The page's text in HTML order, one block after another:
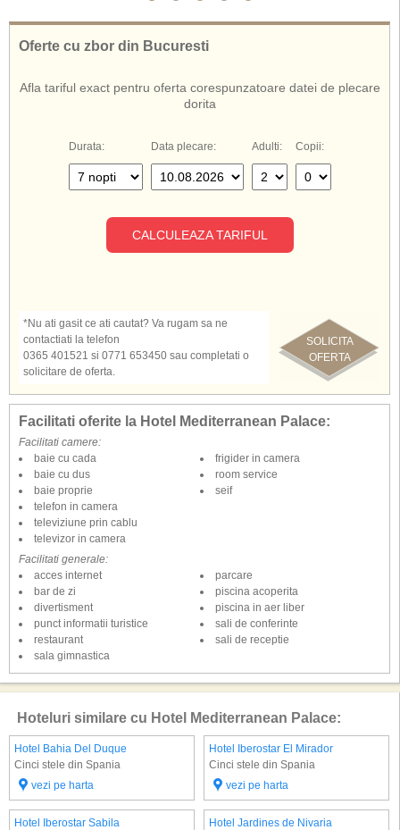
demipensiune.
Mediterranean Palace Tenerife
Mediterranean Palace Hotel Tenerife
Oferte cu zbor din Bucuresti
Afla tariful exact pentru oferta corespunzatoare datei de plecare
dorita
Durata: Data plecare: Adulti: Copii:
CALCULEAZA TARIFUL
SOLICITA
OFERTA
*Nu ati gasit ce ati cautat? Va rugam sa ne
contactiati la telefon
0365 401521 si 0771 653450 sau completati o
solicitare de oferta.
Facilitati oferite la Hotel Mediterranean Palace:
Facilitati camere:
baie cu cada
baie cu dus
baie proprie
frigider in camera
room service
seif
telefon in camera
televiziune prin cablu
televizor in camera
Facilitati generale:
acces internet
bar de zi
divertisment
parcare
piscina acoperita
piscina in aer liber
punct informatii turistice
restaurant
sala gimnastica
sali de conferinte
sali de receptie
Hoteluri similare cu Hotel Mediterranean Palace:
Hotel Bahia Del Duque
Cinci stele din Spania
vezi pe harta
Hotel Iberostar El Mirador
Cinci stele din Spania
vezi pe harta
Hotel Iberostar Sabila
Hotel Jardines de Nivaria